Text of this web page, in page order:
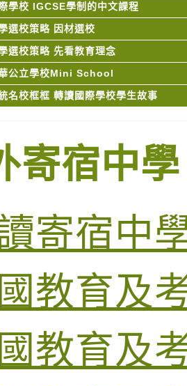
學校 IGCSE學制的中文課程
選校策略 因材選校
選校策略 先看教育理念
公立學校Mini School
名校框框 轉讀國際學校學生故事
寄宿中學
寄宿中
教育及
教育及